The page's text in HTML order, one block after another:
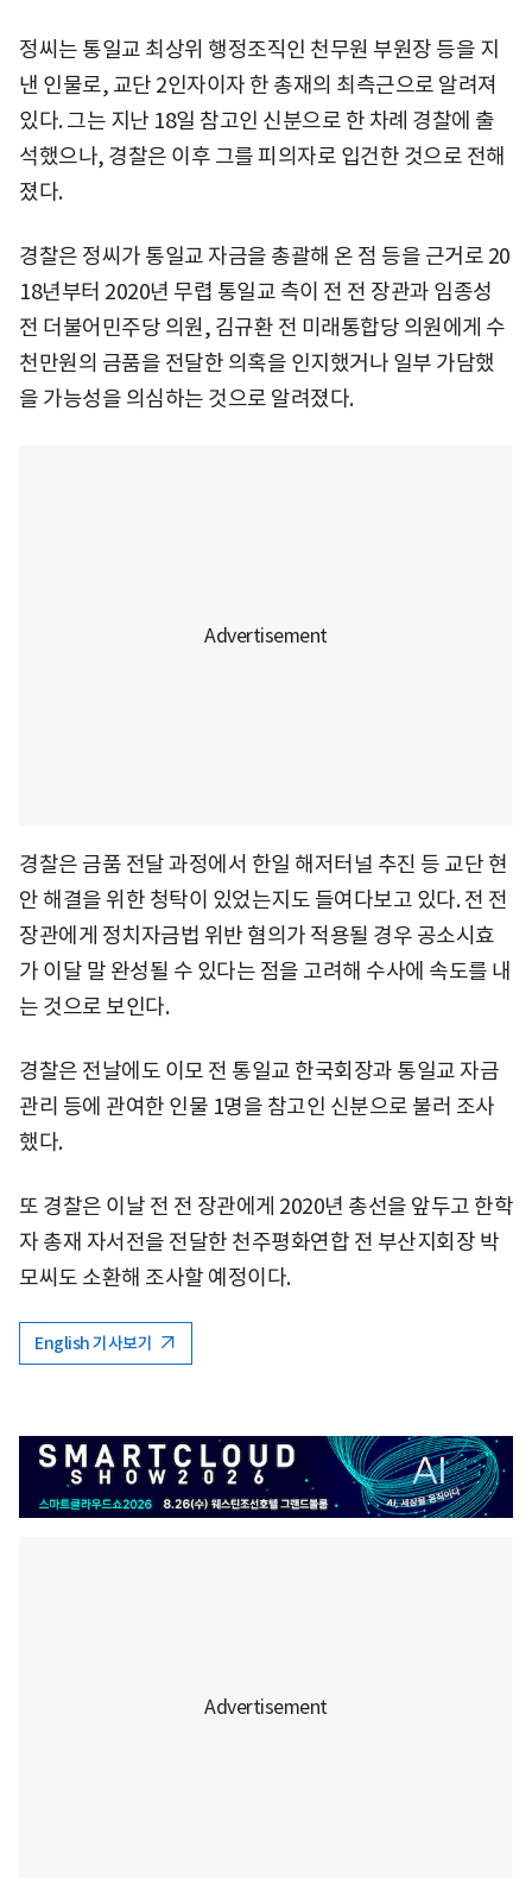
정씨는 통일교 최상위 행정조직인 천무원 부원장 등을 지
낸 인물로, 교단 2인자이자 한 총재의 최측근으로 알려져
있다. 그는 지난 18일 참고인 신분으로 한 차례 경찰에 출
석했으나, 경찰은 이후 그를 피의자로 입건한 것으로 전해
졌다.
경찰은 정씨가 통일교 자금을 총괄해 온 점 등을 근거로 20
18년부터 2020년 무렵 통일교 측이 전 전 장관과 임종성
전 더불어민주당 의원, 김규환 전 미래통합당 의원에게 수
천만원의 금품을 전달한 의혹을 인지했거나 일부 가담했
을 가능성을 의심하는 것으로 알려졌다.
경찰은 금품 전달 과정에서 한일 해저터널 추진 등 교단 현
안 해결을 위한 청탁이 있었는지도 들여다보고 있다. 전 전
장관에게 정치자금법 위반 혐의가 적용될 경우 공소시효
가 이달 말 완성될 수 있다는 점을 고려해 수사에 속도를 내
는 것으로 보인다.
경찰은 전날에도 이모 전 통일교 한국회장과 통일교 자금
관리 등에 관여한 인물 1명을 참고인 신분으로 불러 조사
했다.
또 경찰은 이날 전 전 장관에게 2020년 총선을 앞두고 한학
자 총재 자서전을 전달한 천주평화연합 전 부산지회장 박
모씨도 소환해 조사할 예정이다.
English 기사보기